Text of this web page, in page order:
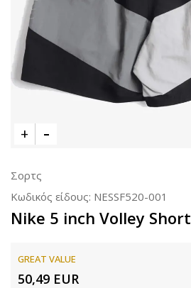
Σορτς
Κωδικός είδους: NESSF520-001
Nike 5 inch Volley Short
GREAT VALUE
50,49 EUR